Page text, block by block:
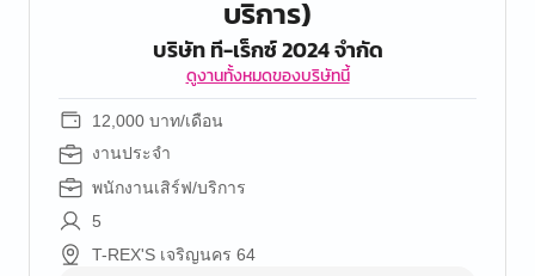
บริการ)
บริษัท ที-เร็กซ์ 2024 จำกัด
ดูงานทั้งหมดของบริษัทนี้
12,000 บาท/เดือน
งานประจำ
พนักงานเสิร์ฟ/บริการ
5
T-REX'S เจริญนคร 64